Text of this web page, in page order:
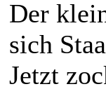
Der
sich
Jetzt